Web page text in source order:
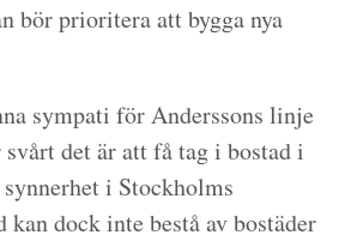
bör prioritera att bygga nya
sympati för Anderssons linje
det är att få tag i bostad i
i Stockholms
kan dock inte bestå av bostäder